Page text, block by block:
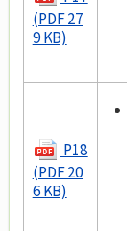
(PDF 27
9 KB)
P18
(PDF 20
6 KB)